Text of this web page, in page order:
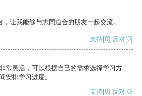
让我能够与志同道合的朋友一起交流。
支持[0] 反对[0]
常灵活，可以根据自己的需求选择学习方
安排学习进度。
支持[0] 反对[0]